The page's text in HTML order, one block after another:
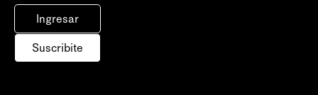
Ingresar
Suscribite